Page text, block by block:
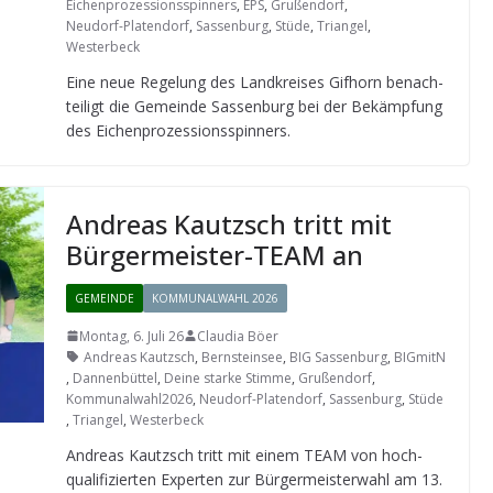
Eichenprozessionsspinners, EPS, Grußendorf,
Neudorf-Platendorf, Sassenburg, Stüde, Triangel,
Westerbeck
Eine neue Rege­lung des Land­krei­ses Gif­horn benach­
tei­ligt die Gemeinde Sas­sen­burg bei der Bekämp­fung
des Eichenprozessionsspinners.
Andreas Kau­t­zsch tritt mit
Bür­ger­meis­ter-TEAM an
GEMEINDE KOMMUNALWAHL 2026
Montag, 6. Juli 26
Claudia Böer
Andreas Kautzsch, Bernsteinsee, BIG Sassenburg, BIGmitN
, Dannenbüttel, Deine starke Stimme, Grußendorf,
Kommunalwahl2026, Neudorf-Platendorf, Sassenburg, Stüde
, Triangel, Westerbeck
Andreas Kau­t­zsch tritt mit einem TEAM von hoch­
qua­li­fi­zier­ten Exper­ten zur Bür­ger­meis­ter­wahl am 13.